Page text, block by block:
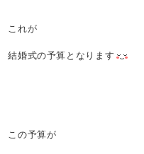
これが
結婚式の予算となります
この予算が